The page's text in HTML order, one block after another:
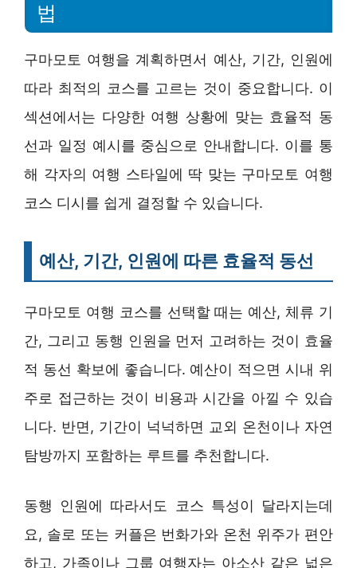
법
구마모토 여행을 계획하면서 예산, 기간, 인원에
따라 최적의 코스를 고르는 것이 중요합니다. 이
섹션에서는 다양한 여행 상황에 맞는 효율적 동
선과 일정 예시를 중심으로 안내합니다. 이를 통
해 각자의 여행 스타일에 딱 맞는 구마모토 여행
코스 디시를 쉽게 결정할 수 있습니다.
예산, 기간, 인원에 따른 효율적 동선
구마모토 여행 코스를 선택할 때는 예산, 체류 기
간, 그리고 동행 인원을 먼저 고려하는 것이 효율
적 동선 확보에 좋습니다. 예산이 적으면 시내 위
주로 접근하는 것이 비용과 시간을 아낄 수 있습
니다. 반면, 기간이 넉넉하면 교외 온천이나 자연
탐방까지 포함하는 루트를 추천합니다.
동행 인원에 따라서도 코스 특성이 달라지는데
요, 솔로 또는 커플은 번화가와 온천 위주가 편안
하고, 가족이나 그룹 여행자는 아소산 같은 넓은